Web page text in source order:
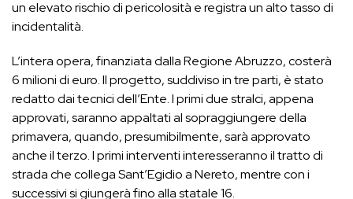
un elevato rischio di pericolosità e registra un alto tasso di
incidentalità.
L’intera opera, finanziata dalla Regione Abruzzo, costerà
6 milioni di euro. Il progetto, suddiviso in tre parti, è stato
redatto dai tecnici dell’Ente. I primi due stralci, appena
approvati, saranno appaltati al sopraggiungere della
primavera, quando, presumibilmente, sarà approvato
anche il terzo. I primi interventi interesseranno il tratto di
strada che collega Sant’Egidio a Nereto, mentre con i
successivi si giungerà fino alla statale 16.